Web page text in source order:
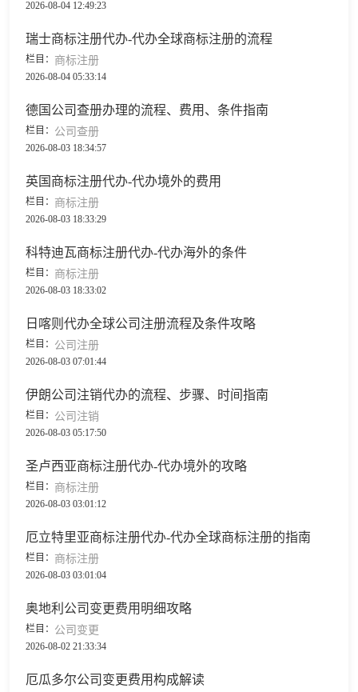
2026-08-04 12:49:23
瑞士商标注册代办-代办全球商标注册的流程
栏目： 商标注册
2026-08-04 05:33:14
德国公司查册办理的流程、费用、条件指南
栏目： 公司查册
2026-08-03 18:34:57
英国商标注册代办-代办境外的费用
栏目： 商标注册
2026-08-03 18:33:29
科特迪瓦商标注册代办-代办海外的条件
栏目： 商标注册
2026-08-03 18:33:02
日喀则代办全球公司注册流程及条件攻略
栏目： 公司注册
2026-08-03 07:01:44
伊朗公司注销代办的流程、步骤、时间指南
栏目： 公司注销
2026-08-03 05:17:50
圣卢西亚商标注册代办-代办境外的攻略
栏目： 商标注册
2026-08-03 03:01:12
厄立特里亚商标注册代办-代办全球商标注册的指南
栏目： 商标注册
2026-08-03 03:01:04
奥地利公司变更费用明细攻略
栏目： 公司变更
2026-08-02 21:33:34
厄瓜多尔公司变更费用构成解读